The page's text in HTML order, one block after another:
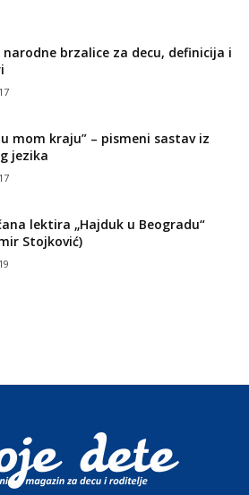
narodne brzalice za decu, definicija i
u mom kraju” – pismeni sastav iz
jezika
lektira „Hajduk u Beogradu“
Stojković)